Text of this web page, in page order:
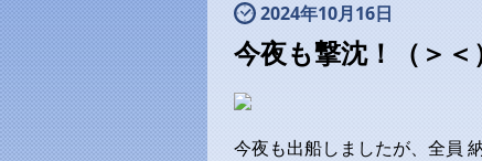
2024年10月16日
今夜も撃沈！（＞＜
今夜も出船しましたが、全員